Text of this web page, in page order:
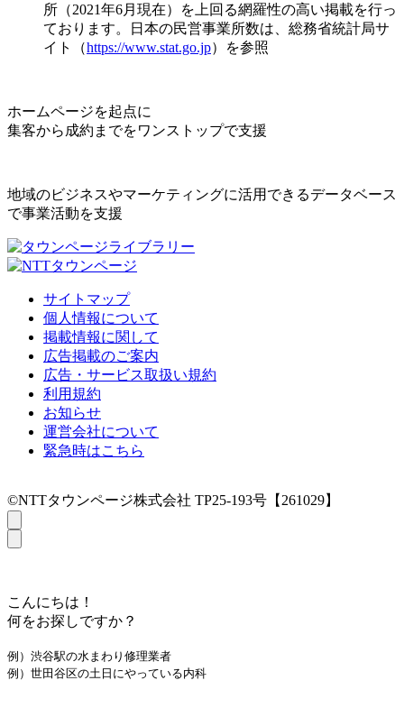
所（2021年6月現在）を上回る網羅性の高い掲載を行っ
ております。日本の民営事業所数は、総務省統計局サ
イト（https://www.stat.go.jp）を参照
ホームページを起点に
集客から成約までをワンストップで支援
地域のビジネスやマーケティングに活用できるデータベース
で事業活動を支援
サイトマップ
個人情報について
掲載情報に関して
広告掲載のご案内
広告・サービス取扱い規約
利用規約
お知らせ
運営会社について
緊急時はこちら
©NTTタウンページ株式会社 TP25-193号【261029】
こんにちは！
何をお探しですか？
例）渋谷駅の水まわり修理業者
例）世田谷区の土日にやっている内科